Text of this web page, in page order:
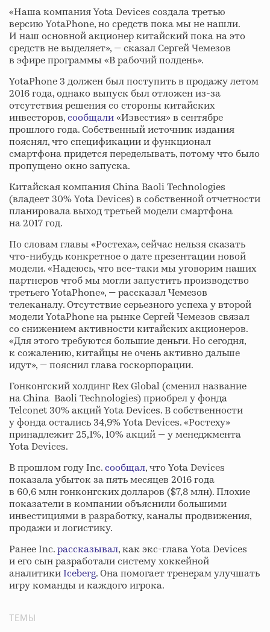
«Наша компания Yota Devices создала третью
версию YotaPhone, но средств пока мы не нашли.
И наш основной акционер китайский пока на это
средств не выделяет», — сказал Сергей Чемезов
в эфире программы «В рабочий полдень».
YotaPhone 3 должен был поступить в продажу летом
2016 года, однако выпуск был отложен из-за
отсутствия решения со стороны китайских
инвесторов,сообщали«Известия» в сентябре
прошлого года. Собственный источник издания
пояснял, что спецификации и функционал
смартфона придется переделывать, потому что было
пропущено окно запуска.
Китайская компания China Baoli Technologies
(владеет 30% Yota Devices) в собственной отчетности
планировала выход третьей модели смартфона
на 2017 год.
По словам главы «Ростеха», сейчас нельзя сказать
что-нибудь конкретное о дате презентации новой
модели. «Надеюсь, что все-таки мы уговорим наших
партнеров чтоб мы могли запустить производство
третьего YotaPhone», — рассказал Чемезов
телеканалу. Отсутствие серьезного успеха у второй
модели YotaPhone на рынке Сергей Чемезов связал
со снижением активности китайских акционеров.
«Для этого требуются большие деньги. Но сегодня,
к сожалению, китайцы не очень активно дальше
идут», — пояснил глава госкорпорации.
Гонконгский холдинг Rex Global (сменил название
на China Baoli Technologies) приобрел у фонда
Telconet 30% акций Yota Devices. В собственности
у фонда остались 34,9% Yota Devices. «Ростеху»
принадлежит 25,1%, 10% акций — у менеджмента
Yota Devices.
В прошлом году Inc.сообщал, что Yota Devices
показала убыток за пять месяцев 2016 года
в 60,6 млн гонконгских долларов ($7,8 млн). Плохие
показатели в компании объяснили большими
инвестициями в разработку, каналы продвижения,
продажи и логистику.
Ранее Inc.рассказывал, как экс-глава Yota Devices
и его сын разработали систему хоккейной
аналитикиIceberg. Она помогает тренерам улучшать
игру команды и каждого игрока.
ТЕМЫ